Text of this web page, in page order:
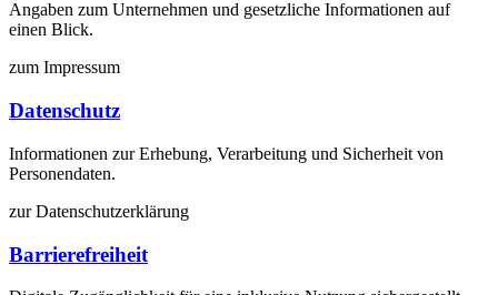
Angaben zum Unternehmen und gesetzliche Informationen auf
einen Blick.
zum Impressum
Datenschutz
Informationen zur Erhebung, Verarbeitung und Sicherheit von
Personendaten.
zur Datenschutzerklärung
Barrierefreiheit